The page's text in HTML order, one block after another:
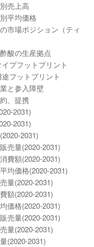
売上高
平均価格
市場ポジション（ティ
酸の生産拠点
プフットプリント
フットプリント
と参入障壁
、提携
2031)
2031)
2031)
売量(2020-2031)
費額(2020-2031)
均価格(2020-2031)
量(2020-2031)
額(2020-2031)
価格(2020-2031)
売量(2020-2031)
量(2020-2031)
(2020-2031)